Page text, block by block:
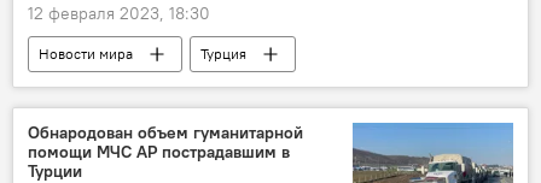
12 февраля 2023, 18:30
Новости мира
Турция
землетрясение
архитектура
аварийные здания
Обнародован объем гуманитарной
помощи МЧС АР пострадавшим в
Турции